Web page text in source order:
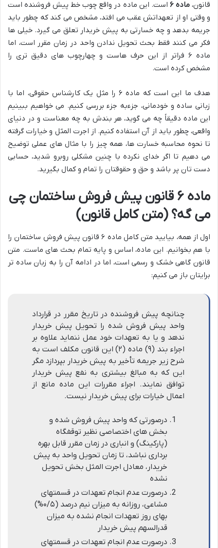
قانون،ماده ۶
است. این ماده در واقع چوب خط پیش فروشنده است
و وقتی او از تعهداتش عقب می افتد، مشخص می کند که چطور باید
جریمه بدهد و چه خسارتی به پیش خریدار تعلق می گیرد. خیلی ها
فکر می کنند فقط بحث تحویل ندادن واحد در زمان مقرر است، اما
ماده ۶ فراتر از این حرف هاست و چهارچوب های دقیق تری را
مشخص کرده است.
هدف ما این است که ماده ۶ را مثل یک کارشناس حقوقی، اما با
زبانی ساده و خودمانی، جزءبه جزء بررسی کنیم. می خواهیم ببینیم
این ماده دقیقاً چه می گوید، هر بندش به چه معناست و در دنیای
واقعی، چطور باید از آن استفاده کنیم. از اجرت المثل و خیارات گرفته
تا نحوه محاسبه خسارت ها، همه چیز را با مثال های عملی توضیح
می دهیم تا اگر خدای نکرده با چنین مشکلی روبرو شدید، حسابی
دست تان پر باشد و حق و حقوقتان را تمام و کمال بگیرید.
ماده ۶ قانون پیش فروش ساختمان چی
می گه؟ (متن کامل قانون)
اول از همه، بیایید متن کامل ماده ۶ قانون پیش فروش ساختمان را
با هم بخوانیم. این ماده، اساس و پایه تمام بحث های ماست. متن
قانون گاهی خشک و رسمی است، اما در ادامه آن را به زبان ساده تر
برایتان باز می کنیم:
چنانچه پیش فروشنده در تاریخ مقرر در قرارداد
واحد پیش فروش شده را تحویل پیش خریدار
ندهد و یا به تعهدات خود عمل ننماید علاوه بر
اجراء بند (۹) ماده (۲) این قانون مکلف است به
شرح زیر جریمه تأخیر به پیش خریدار بپردازد مگر
این که به مبالغ بیشتری به نفع پیش خریدار
توافق نمایند. اجراء مقررات این ماده مانع از
اعمال خیارات برای پیش خریدار نیست.
درصورتی که واحد پیش فروش شده و
بخش های اختصاصی نظیر توقفگاه
(پارکینگ) و انباری در زمان مقرر قابل بهره
برداری نباشد، تا زمان تحویل واحد به پیش
خریدار، معادل اجرت المثل بخش تحویل
نشده
درصورت عدم انجام تعهدات در قسمتهای
مشاعی، روزانه به میزان نیم درصد (۰/۵%)
بهای روز تعهدات انجام نشده به میزان
قدرالسهم پیش خریدار
درصورت عدم انجام تعهدات در قسمتهای